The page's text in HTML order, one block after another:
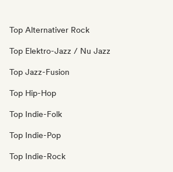
Top Alternativer Rock
Top Elektro-Jazz / Nu Jazz
Top Jazz-Fusion
Top Hip-Hop
Top Indie-Folk
Top Indie-Pop
Top Indie-Rock